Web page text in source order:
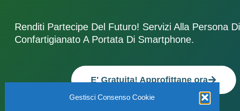
Gestisci Consenso Cookie
Renditi Partecipe Del Futuro! Servizi Alla Persona Di
Confartigianato A Portata Di Smartphone.
E' Gratuita! Approfittane ora